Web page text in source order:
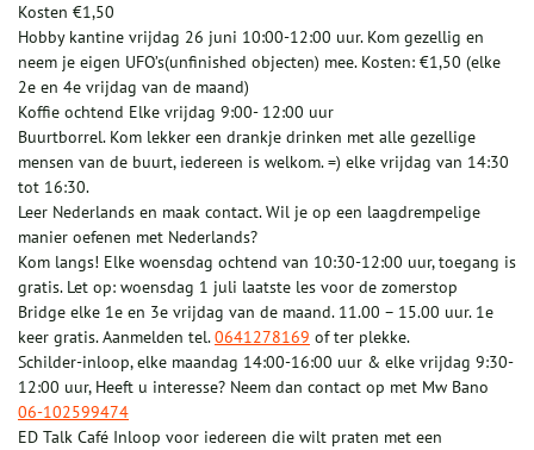
Kosten €1,50
Hobby kantine vrijdag 26 juni 10:00-12:00 uur. Kom gezellig en
neem je eigen UFO’s(unfinished objecten) mee. Kosten: €1,50 (elke
2e en 4e vrijdag van de maand)
Koffie ochtend Elke vrijdag 9:00- 12:00 uur
Buurtborrel. Kom lekker een drankje drinken met alle gezellige
mensen van de buurt, iedereen is welkom. =) elke vrijdag van 14:30
tot 16:30.
Leer Nederlands en maak contact. Wil je op een laagdrempelige
manier oefenen met Nederlands?
Kom langs! Elke woensdag ochtend van 10:30-12:00 uur, toegang is
gratis. Let op: woensdag 1 juli laatste les voor de zomerstop
Bridge elke 1e en 3e vrijdag van de maand. 11.00 – 15.00 uur. 1e
keer gratis. Aanmelden tel.0641278169 of ter plekke.
Schilder-inloop, elke maandag 14:00-16:00 uur & elke vrijdag 9:30-
12:00 uur, Heeft u interesse? Neem dan contact op met Mw Bano
06-102599474
ED Talk Café Inloop voor iedereen die wilt praten met een